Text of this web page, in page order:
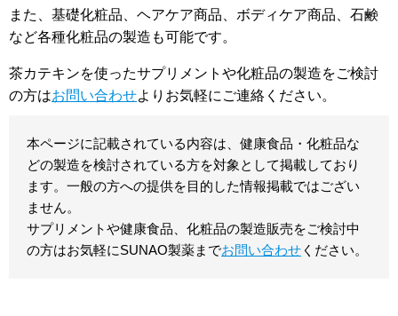
また、基礎化粧品、ヘアケア商品、ボディケア商品、石鹸
など各種化粧品の製造も可能です。
茶カテキンを使ったサプリメントや化粧品の製造をご検討
の方はお問い合わせよりお気軽にご連絡ください。
本ページに記載されている内容は、健康食品・化粧品な
どの製造を検討されている方を対象として掲載しており
ます。一般の方への提供を目的した情報掲載ではござい
ません。
サプリメントや健康食品、化粧品の製造販売をご検討中
の方はお気軽にSUNAO製薬までお問い合わせ ください。